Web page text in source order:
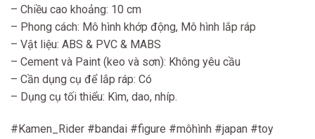
– Chiều cao khoảng: 10 cm
– Phong cách: Mô hình khớp động, Mô hình lắp ráp
– Vật liệu: ABS & PVC & MABS
– Cement và Paint (keo và sơn): Không yêu cầu
– Cần dụng cụ để lắp ráp: Có
– Dụng cụ tối thiểu: Kìm, dao, nhíp.
#Kamen_Rider #bandai #figure #môhình #japan #toy